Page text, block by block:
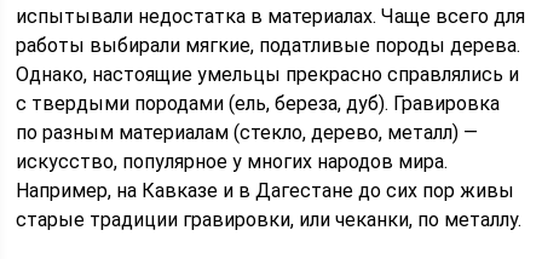
испытывали недостатка в материалах. Чаще всего для
работы выбирали мягкие, податливые породы дерева.
Однако, настоящие умельцы прекрасно справлялись и
с твердыми породами (ель, береза, дуб). Гравировка
по разным материалам (стекло, дерево, металл) —
искусство, популярное у многих народов мира.
Например, на Кавказе и в Дагестане до сих пор живы
старые традиции гравировки, или чеканки, по металлу.